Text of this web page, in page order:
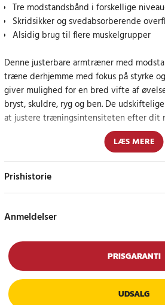
Tre modstandsbånd i forskellige
Skridsikker og svedabsorberende
Alsidig brug til flere muskelgrupper
Denne justerbare armtræner med
træne derhjemme med fokus på styrke
giver mulighed for en bred vifte af
bryst, skuldre, ryg og ben. De
at justere træningsintensiteten efter dit
Gennemtænkt design for komfort og
Materialevalget giver et fast greb, der
Armtræneren fylder ikke meget og er
medfølgende træningsguide giver
forskellige øvelser.
Specifikationer
- Type: Justerbar armtræner med modstand
LÆS MERE
Prishistorie
Anmeldelser
PRISGARANTI
UDSALG